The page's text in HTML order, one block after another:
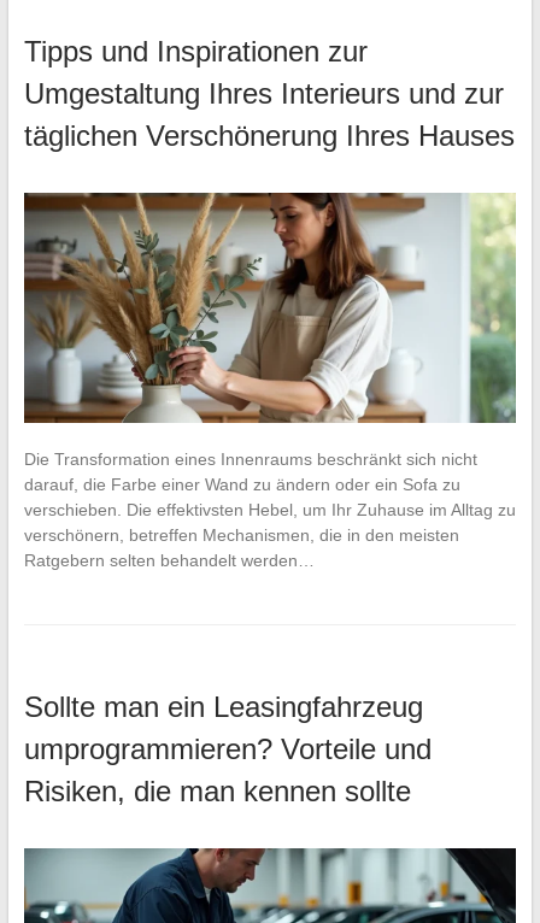
Tipps und Inspirationen zur
Umgestaltung Ihres Interieurs und zur
täglichen Verschönerung Ihres Hauses
Die Transformation eines Innenraums beschränkt sich nicht
darauf, die Farbe einer Wand zu ändern oder ein Sofa zu
verschieben. Die effektivsten Hebel, um Ihr Zuhause im Alltag zu
verschönern, betreffen Mechanismen, die in den meisten
Ratgebern selten behandelt werden…
Sollte man ein Leasingfahrzeug
umprogrammieren? Vorteile und
Risiken, die man kennen sollte